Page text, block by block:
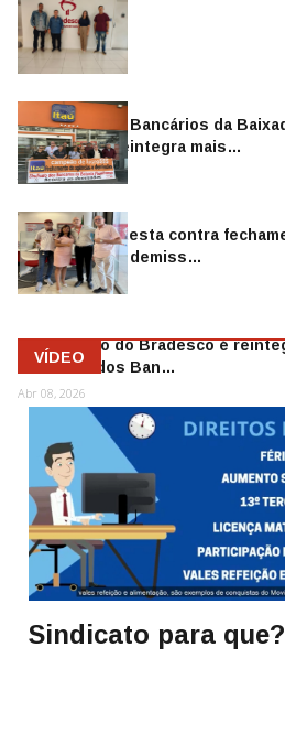
Sindicato dos Bancários da
Fluminense reintegra mais…
Jul 14, 2026
Sindicato protesta contra
agências e as demiss…
Mai 13, 2026
Funcionário do Bradesco é
Sindicato dos Ban…
Abr 08, 2026
VÍDEO
Sindicato para que?